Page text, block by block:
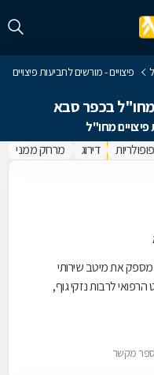
פיצויים - מורשים לתביעות פיצויים
מחו"ל בכפר סבא
פופולריות דירוג מרחק ממני
את מיטב שירותי
לרבות נזקי גוף,
מקשר